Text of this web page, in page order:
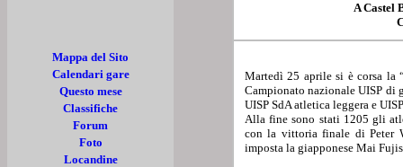
Mappa del Sito
Calendari gare
Questo mese
Classifiche
Forum
Foto
Locandine
A Castel
Martedì 25 aprile si è corsa la
Campionato nazionale UISP di
UISP SdA atletica leggera e
Alla fine sono stati 1205 gli
con la vittoria finale di Peter
imposta la giapponese Mai